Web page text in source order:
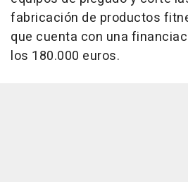
fabricación de productos
que cuenta con una
los 180.000 euros.